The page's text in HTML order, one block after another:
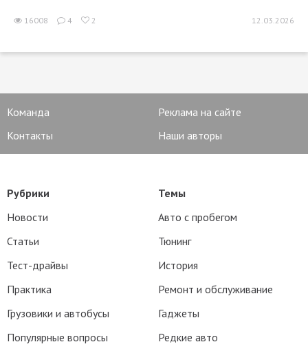
16008 4 2 12.03.2026
Команда
Реклама на сайте
Контакты
Наши авторы
Рубрики
Новости
Статьи
Тест-драйвы
Практика
Грузовики и автобусы
Популярные вопросы
Темы
Авто с пробегом
Тюнинг
История
Ремонт и обслуживание
Гаджеты
Редкие авто